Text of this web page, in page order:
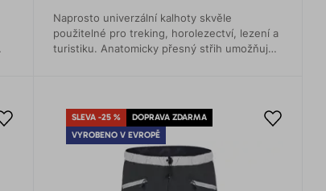
Naprosto univerzální kalhoty skvěle
použitelné pro treking, horolezectví, lezení a
turistiku. Anatomicky přesný střih umožňuje
SLEVA -25 %
DOPRAVA ZDARMA
VYROBENO V EVROPĚ